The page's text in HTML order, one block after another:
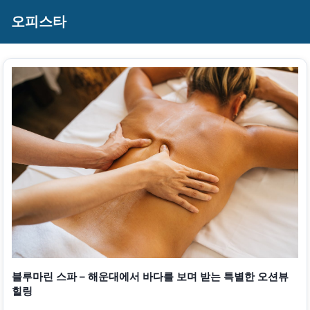
오피스타
블루마린 스파 – 해운대에서 바다를 보며 받는 특별한 오션뷰
힐링